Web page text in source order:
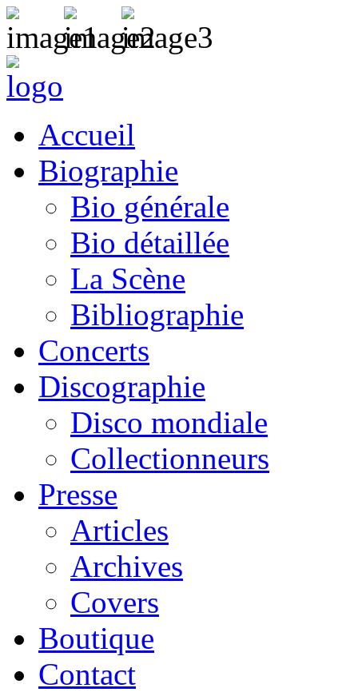
Accueil
Biographie
Bio générale
Bio détaillée
La Scène
Bibliographie
Concerts
Discographie
Disco mondiale
Collectionneurs
Presse
Articles
Archives
Covers
Boutique
Contact